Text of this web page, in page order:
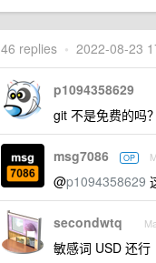
46 replies • 2022-08-23
p1094358629
git 不是免费的吗
msg7086 OP
@p1094358629
secondwtq
敏感词 USD 还行